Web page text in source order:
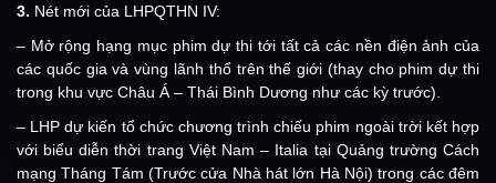
3. Nét mới của LHPQTHN IV:
– Mở rộng hạng mục phim dự thi tới tất cả các nền điện ảnh của
các quốc gia và vùng lãnh thổ trên thế giới (thay cho phim dự thi
trong khu vực Châu Á – Thái Bình Dương như các kỳ trước).
– LHP dự kiến tổ chức chương trình chiếu phim ngoài trời kết hợp
với biểu diễn thời trang Việt Nam – Italia tại Quảng trường Cách
mạng Tháng Tám (Trước cửa Nhà hát lớn Hà Nội) trong các đêm